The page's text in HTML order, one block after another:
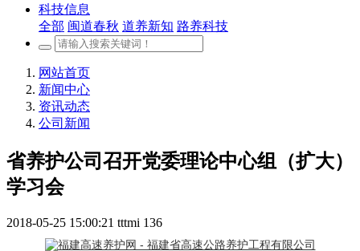
科技信息
全部 闽道春秋 道养新知 路养科技
网站首页
新闻中心
资讯动态
公司新闻
省养护公司召开党委理论中心组（扩大）
学习会
2018-05-25 15:00:21 tttmi 136